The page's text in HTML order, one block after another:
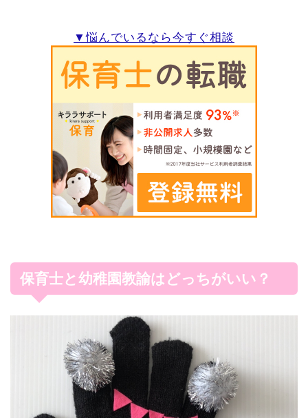
▼悩んでいるなら今すぐ相談
保育士と幼稚園教諭はどっちがいい？